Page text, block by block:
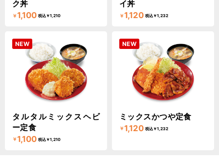
ク丼
￥1,100 税込￥1,210
イ丼
￥1,120 税込￥1,232
NEW
タルタルミックスヘビ
ー定食
￥1,100 税込￥1,210
NEW
ミックスかつや定食
￥1,120 税込￥1,232